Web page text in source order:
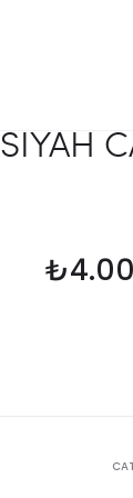
SİYAH
₺